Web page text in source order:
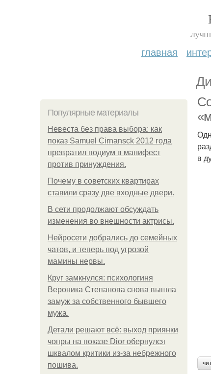
главная
Популярные материалы
Невеста без права выбора: как
показ Samuel Cirnansck 2012 года
превратил подиум в манифест
против принуждения.
Почему в советских квартирах
ставили сразу две входные двери.
В сети продолжают обсуждать
изменения во внешности актрисы.
Нейросети добрались до семейных
чатов, и теперь под угрозой
мамины нервы.
Круг замкнулся: психологиня
Вероника Степанова снова вышла
замуж за собственного бывшего
мужа.
Детали решают всё: выход приянки
чопры на показе Dior обернулся
шквалом критики из-за небрежного
пошива.
в